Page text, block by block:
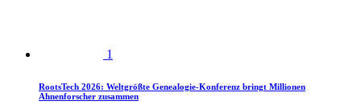
1
RootsTech 2026: Weltgrößte Genealogie-Konferenz bringt Millionen
Ahnenforscher zusammen